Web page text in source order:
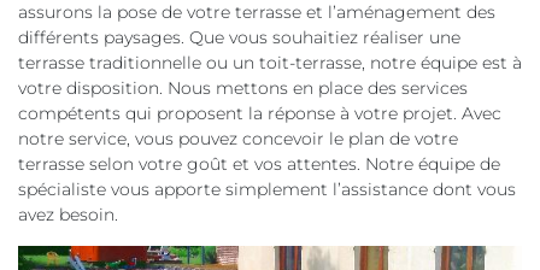
assurons la pose de votre terrasse et l’aménagement des
différents paysages. Que vous souhaitiez réaliser une
terrasse traditionnelle ou un toit-terrasse, notre équipe est à
votre disposition. Nous mettons en place des services
compétents qui proposent la réponse à votre projet. Avec
notre service, vous pouvez concevoir le plan de votre
terrasse selon votre goût et vos attentes. Notre équipe de
spécialiste vous apporte simplement l’assistance dont vous
avez besoin.